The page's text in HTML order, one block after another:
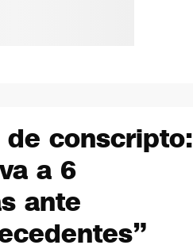
conscripto:
a 6
ante